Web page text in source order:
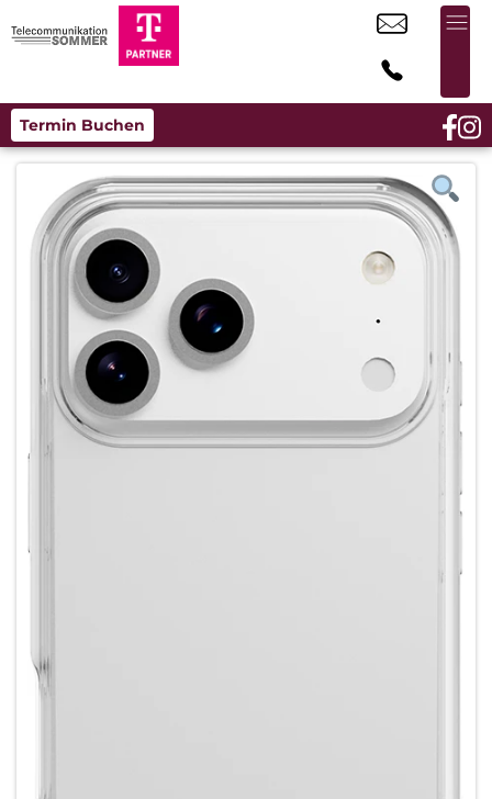
Termin Buchen